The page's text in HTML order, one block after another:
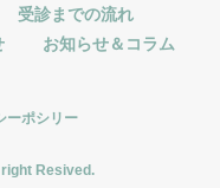
受診までの流れ
お知らせ＆コラム
ーポシリー
Resived.